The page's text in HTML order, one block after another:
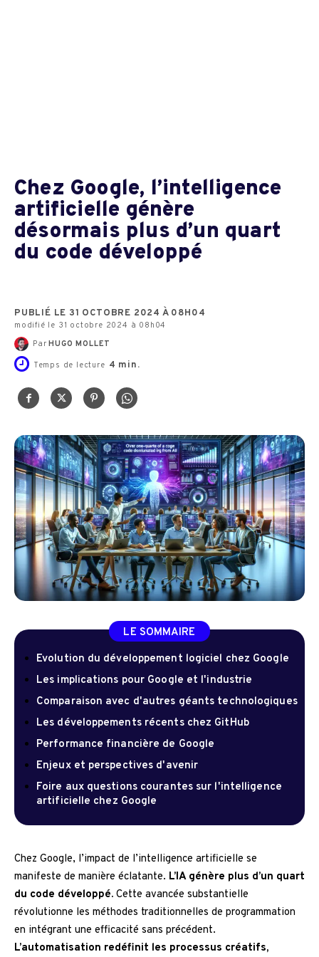
Chez Google, l’intelligence
artificielle génère
désormais plus d’un quart
du code développé
PUBLIÉ LE 31 OCTOBRE 2024 À 08H04
modifié le 31 octobre 2024 à 08h04
Par HUGO MOLLET
Temps de lecture 4 min.
LE SOMMAIRE
Evolution du développement logiciel chez Google
Les implications pour Google et l'industrie
Comparaison avec d'autres géants technologiques
Les développements récents chez GitHub
Performance financière de Google
Enjeux et perspectives d'avenir
Foire aux questions courantes sur l'intelligence
artificielle chez Google
Chez Google, l’impact de l’intelligence artificielle se
manifeste de manière éclatante. L’IA génère plus d’un quart
du code développé. Cette avancée substantielle
révolutionne les méthodes traditionnelles de programmation
en intégrant une efficacité sans précédent.
L’automatisation redéfinit les processus créatifs,